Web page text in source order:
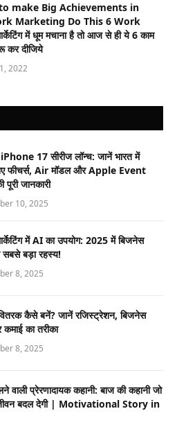
make Big Achievements in
Marketing Do This 6 Work
में धूम मचाना है तो आज से ही ये 6 काम
कर दीजिये
2022
17 सीरीज लॉन्च: जानें भारत में
फीचर्स, Air मॉडल और Apple Event
जानकारी
10, 2025
में AI का उपयोग: 2025 में बिजनेस
सबसे बड़ा रहस्य!
8, 2025
कैसे बनें? जानें रजिस्ट्रेशन, बिजनेस
का तरीका
8, 2025
वाली प्रेरणादायक कहानी: बाज की कहानी जो
बदल देगी | Motivational Story in